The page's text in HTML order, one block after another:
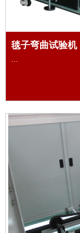
毯子弯曲试验机
...